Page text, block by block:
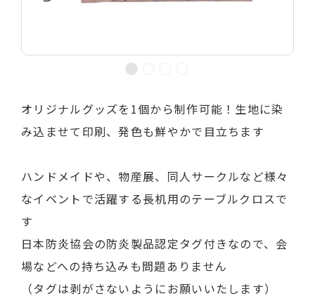
オリジナルグッズを1個から制作可能！生地に染
み込ませて印刷、発色も鮮やかで目立ちます
ハンドメイドや、物産展、同人サークルなど様々
なイベントで活躍する長机用のテーブルクロスで
す
日本防炎協会の防炎製品認定タグ付きなので、会
場などへの持ち込みも問題ありません
（タグは剥がさないようにお願いいたします）